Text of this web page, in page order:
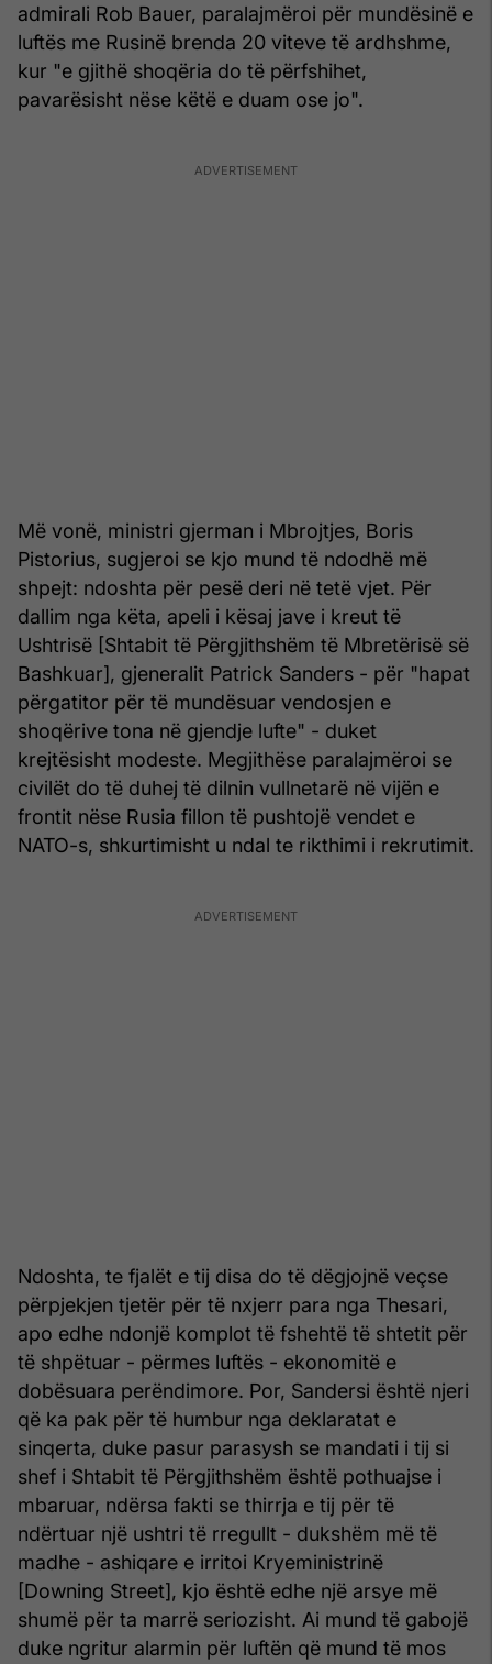
admirali Rob Bauer, paralajmëroi për mundësinë e
luftës me Rusinë brenda 20 viteve të ardhshme,
kur "e gjithë shoqëria do të përfshihet,
pavarësisht nëse këtë e duam ose jo".
Më vonë, ministri gjerman i Mbrojtjes, Boris
Pistorius, sugjeroi se kjo mund të ndodhë më
shpejt: ndoshta për pesë deri në tetë vjet. Për
dallim nga këta, apeli i kësaj jave i kreut të
Ushtrisë [Shtabit të Përgjithshëm të Mbretërisë së
Bashkuar], gjeneralit Patrick Sanders - për "hapat
përgatitor për të mundësuar vendosjen e
shoqërive tona në gjendje lufte" - duket
krejtësisht modeste. Megjithëse paralajmëroi se
civilët do të duhej të dilnin vullnetarë në vijën e
frontit nëse Rusia fillon të pushtojë vendet e
NATO-s, shkurtimisht u ndal te rikthimi i rekrutimit.
Ndoshta, te fjalët e tij disa do të dëgjojnë veçse
përpjekjen tjetër për të nxjerr para nga Thesari,
apo edhe ndonjë komplot të fshehtë të shtetit për
të shpëtuar - përmes luftës - ekonomitë e
dobësuara perëndimore. Por, Sandersi është njeri
që ka pak për të humbur nga deklaratat e
sinqerta, duke pasur parasysh se mandati i tij si
shef i Shtabit të Përgjithshëm është pothuajse i
mbaruar, ndërsa fakti se thirrja e tij për të
ndërtuar një ushtri të rregullt - dukshëm më të
madhe - ashiqare e irritoi Kryeministrinë
[Downing Street], kjo është edhe një arsye më
shumë për ta marrë seriozisht. Ai mund të gabojë
duke ngritur alarmin për luftën që mund të mos